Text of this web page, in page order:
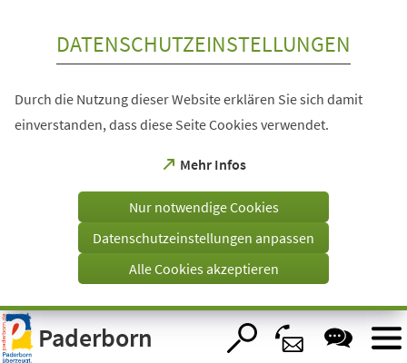
Visuelle
Assistenzsoftware
öffnen.
DATENSCHUTZEINSTELLUNGEN
Durch die Nutzung dieser Website erklären Sie sich damit
einverstanden, dass diese Seite Cookies verwendet.
Mehr Infos
(Öffnet
einem
Tab)
Nur notwendige Cookies
Datenschutzeinstellungen anpassen
Alle Cookies akzeptieren
Paderborn